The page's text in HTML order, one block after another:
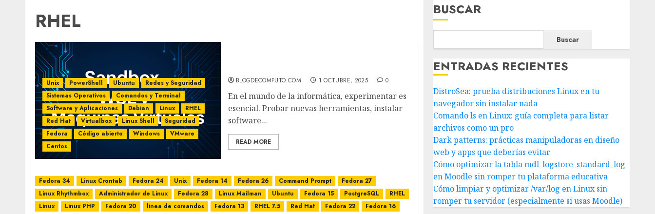
RHEL
Unix PowerShell Ubuntu
Redes y Seguridad
Sistemas Operativos
Comandos y Terminal
Software y Aplicaciones
Debian Linux
RHEL
Red Hat
Virtualbox Linux Shell
Seguridad
Fedora
Código abierto Windows
VMware
Centos
BLOGDECOMPUTO.COM 1 OCTUBRE, 2025 0
En el mundo de la informática, experimentar es
esencial. Probar nuevas herramientas, instalar
software...
READ MORE
Fedora 34 Linux Crontab Fedora 24 Unix Fedora 14 Fedora 26 Command Prompt
Fedora 27
Linux Rhythmbox
Administrador de Linux Fedora 28 Linux Mailman Ubuntu Fedora 15 PostgreSQL
RHEL
Linux
Linux PHP Fedora 20 linea de comandos Fedora 13 RHEL 7.5 Red Hat Fedora 22
Fedora 16
BUSCAR
Buscar
ENTRADAS RECIENTES
DistroSea: prueba distribuciones Linux en tu
navegador sin instalar nada
Comando ls en Linux: guía completa para listar
archivos como un pro
Dark patterns: prácticas manipuladoras en diseño
web y apps que deberías evitar
Cómo optimizar la tabla mdl_logstore_standard_log
en Moodle sin romper tu plataforma educativa
Cómo limpiar y optimizar /var/log en Linux sin
romper tu servidor (especialmente si usas Moodle)